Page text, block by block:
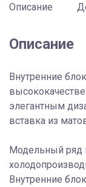
Описание
Описание
Внутренние
элегантным
вставка из
Модельный ряд
Внутренние